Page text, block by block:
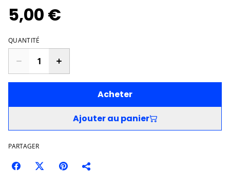
5,00 €
QUANTITÉ
Acheter
Ajouter au panier
PARTAGER